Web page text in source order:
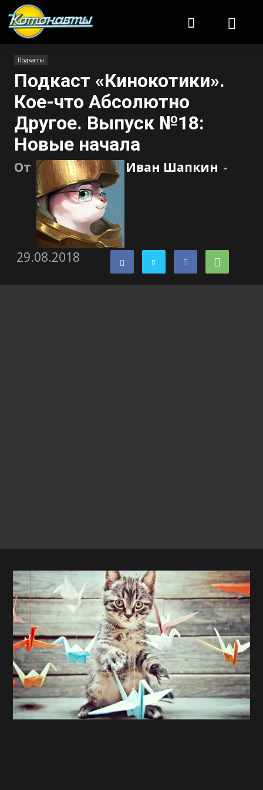
Подкасты
Подкаст «Кинокотики».
Кое-что Абсолютно
Другое. Выпуск №18:
Новые начала
От Иван Шапкин -
29.08.2018